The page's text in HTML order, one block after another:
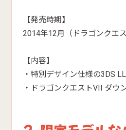
【発売時期】
2014年12月（ドラゴンクエ
【内容】
・特別デザイン仕様の3DS
・ドラゴンクエストVII ダウ